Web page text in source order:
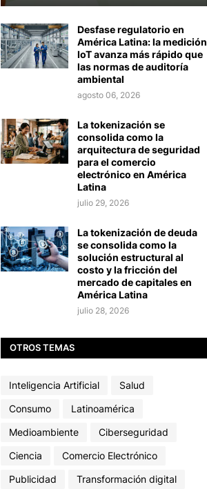
Desfase regulatorio en
América Latina: la medición
IoT avanza más rápido que
las normas de auditoría
ambiental
agosto 06, 2026
La tokenización se
consolida como la
arquitectura de seguridad
para el comercio
electrónico en América
Latina
julio 29, 2026
La tokenización de deuda
se consolida como la
solución estructural al
costo y la fricción del
mercado de capitales en
América Latina
julio 28, 2026
OTROS TEMAS
Inteligencia Artificial
Salud
Consumo
Latinoamérica
Medioambiente
Ciberseguridad
Ciencia
Comercio Electrónico
Publicidad
Transformación digital